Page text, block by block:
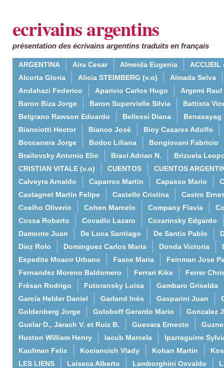
ecrivains argentins
présentation des écrivains argentins traduits en français
ARGENTINA Aira Cesar Almeida Eugenia
ACCUEIL
Alcorta Gloria
Alicia STEIMBERG (v.o)
Almada Selva
Andahazi Federico
Aparicio Carlos Hugo
Argemi Raul
Baron Biza Jorge
Baron Supervielle Silvia
Battista
Belgrano Rawson Eduardo
Bellessi Diana
Benasayag
Bianciotti Hector
Bianco José
Bioy Casares Adolfo
Boccanera Jorge
Bodoc Liliana
Bongiovani Fabricio
Brailovsky Antonio Elio
Bravi Adrian N.
Brizuela
CRISTIAN VITALE (v.o)
CUENTOS
CUENTOS
Calveyra Arnaldo
Caparros Martin Capasso Mario
Castagnet Martín Felipe
Castello Cristina
Castro
Coelho Oliverio
Cohen Marcelo Company Flavia
Cossa Roberto
Covadlo Lazaro
Cozarinsky Edgardo
Damonte Juan
De Luca Santiago De Santis Pablo
Diez Rolo
Dominguez Carlos Maria Donda Victoria
Espedite Moacir Urbano
Fasce Maria
Feinman Jose
Fernandez Moreno Baldomero
Ferrari Kike
Ferrer
Frésan Rodrigo
Futoransky Luisa
Gambaro Griselda
García Helder Daniel
Garland Inés Gasparini Juan
Goldenberg Jorge
Goloboff Gerardo Mario
Gonzalez
Guelar D., Jarach V. et Ruiz B.
Guevara Ernesto
Huston William Henry
Iacub Marcela
Iparraguirre
Kaufman Felix
Kociancich Vlady Kohan Martin
LES LIENS
Laiseca Alberto Lamborghini Osvaldo